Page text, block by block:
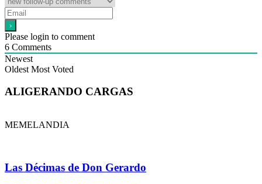
Please login to comment
6 Comments
Newest
Oldest Most Voted
ALIGERANDO CARGAS
MEMELANDIA
Las Décimas de Don Gerardo